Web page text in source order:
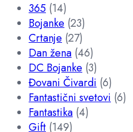
365 (14)
Bojanke (23)
Crtanje (27)
Dan žena (46)
DC Bojanke (3)
Đovani Čivardi (6)
Fantastični svetovi (6)
Fantastika (4)
Gift (149)